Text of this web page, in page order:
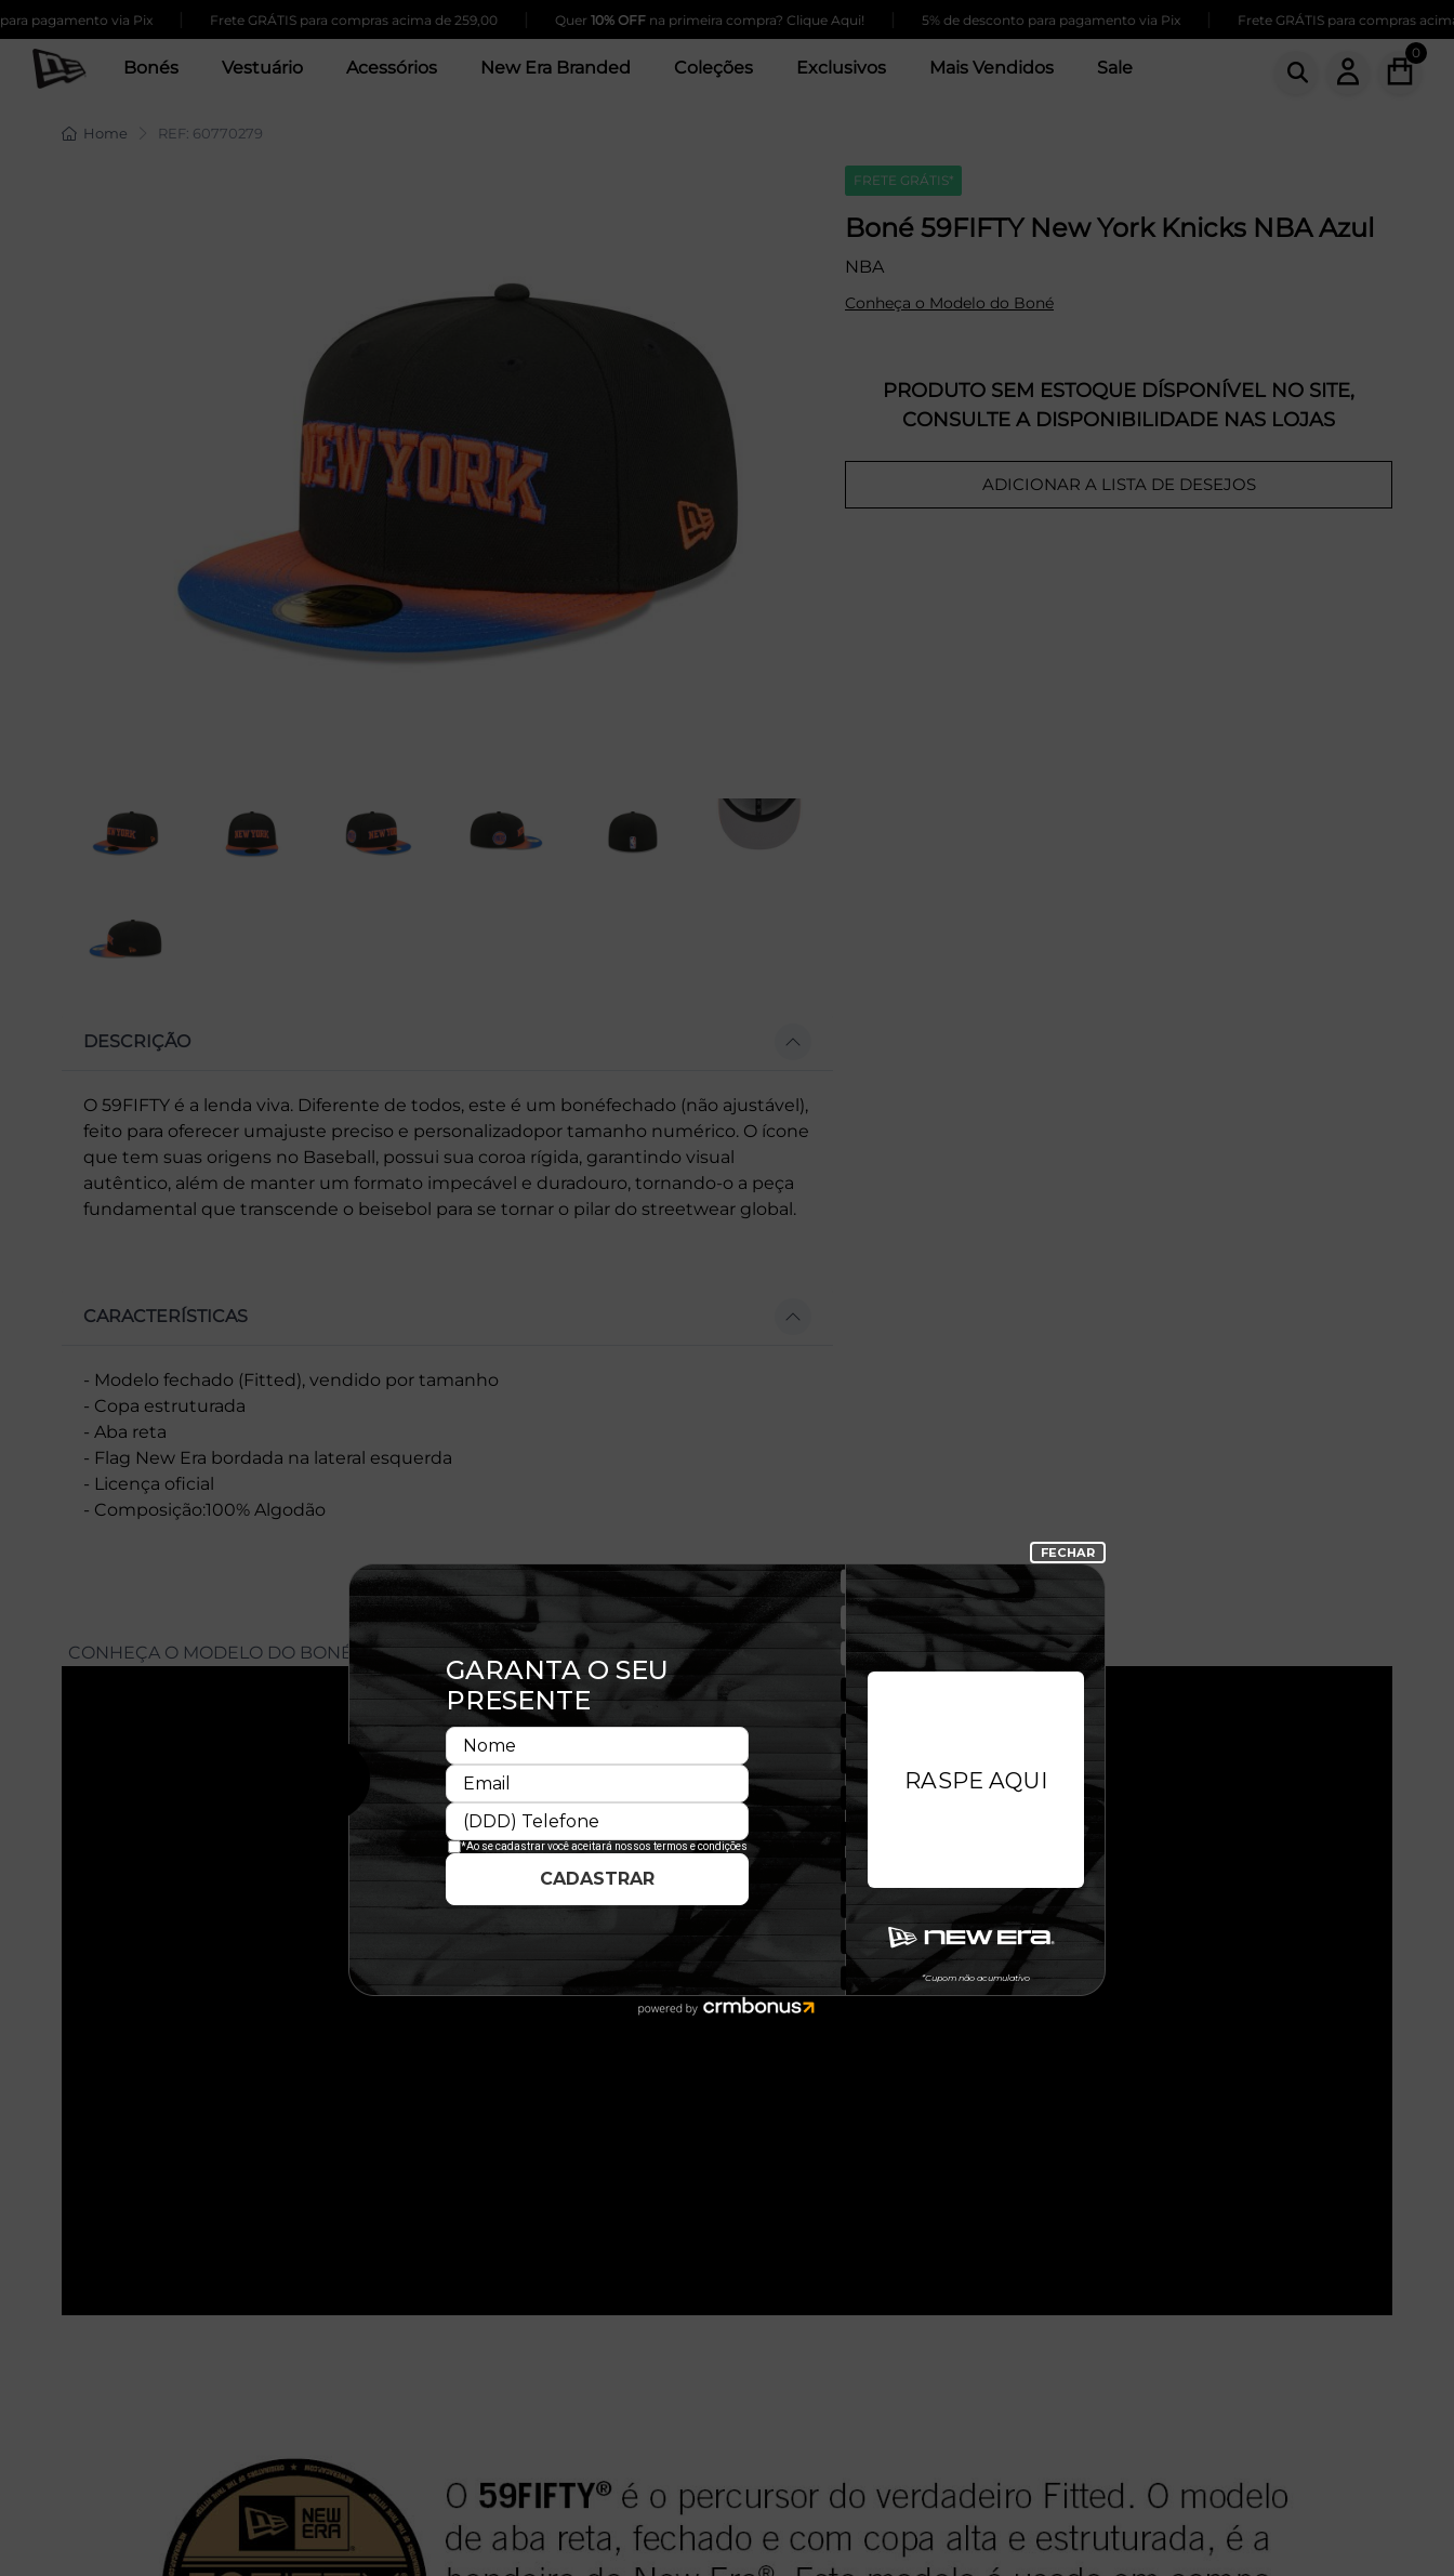
via Pix | Frete GRÁTIS para compras acima de 259,00 | 10% OFFna primeira compra? Clique Aqui! | 5% de desconto para pagamento via Pix | Frete GRÁTIS para compras acima de
Bonés Vestuário Acessórios New Era Branded Coleções Exclusivos Mais Vendidos Sale
0
Home REF: 60770279
DESCRIÇÃO
O 59FIFTY é a lenda viva. Diferente de todos, este é um bonéfechado (não ajustável),
feito para oferecer umajuste preciso e personalizadopor tamanho numérico. O ícone
que tem suas origens no Baseball, possui sua coroa rígida, garantindo visual
autêntico, além de manter um formato impecável e duradouro, tornando-o a peça
fundamental que transcende o beisebol para se tornar o pilar do streetwear global.
CARACTERÍSTICAS
- Modelo fechado (Fitted), vendido por tamanho
- Copa estruturada
- Aba reta
- Flag New Era bordada na lateral esquerda
- Licença oficial
- Composição:100% Algodão
FRETE GRÁTIS*
Boné 59FIFTY New York Knicks NBA Azul
NBA
Conheça o Modelo do Boné
PRODUTO SEM ESTOQUE DÍSPONÍVEL NO SITE,
CONSULTE A DISPONIBILIDADE NAS LOJAS
ADICIONAR A LISTA DE DESEJOS
CONHEÇA O MODELO DO BONÉ